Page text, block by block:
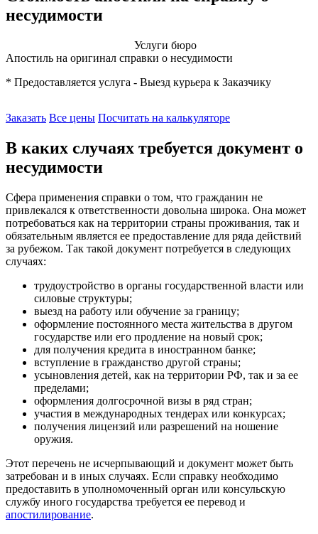
несудимости
Услуги бюро
Апостиль на оригинал справки о несудимости
* Предоставляется услуга - Выезд курьера к Заказчику
Заказать Все цены Посчитать на калькуляторе
В каких случаях требуется документ о
несудимости
Сфера применения справки о том, что гражданин не
привлекался к ответственности довольна широка. Она может
потребоваться как на территории страны проживания, так и
обязательным является ее предоставление для ряда действий
за рубежом. Так такой документ потребуется в следующих
случаях:
трудоустройство в органы государственной власти или
силовые структуры;
выезд на работу или обучение за границу;
оформление постоянного места жительства в другом
государстве или его продление на новый срок;
для получения кредита в иностранном банке;
вступление в гражданство другой страны;
усыновления детей, как на территории РФ, так и за ее
пределами;
оформления долгосрочной визы в ряд стран;
участия в международных тендерах или конкурсах;
получения лицензий или разрешений на ношение
оружия.
Этот перечень не исчерпывающий и документ может быть
затребован и в иных случаях. Если справку необходимо
предоставить в уполномоченный орган или консульскую
службу иного государства требуется ее перевод и
апостилирование.